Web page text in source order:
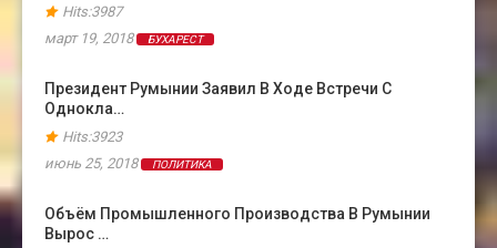
Hits:3987
март 19, 2018
БУХАРЕСТ
Президент Румынии Заявил В Ходе Встречи С
Однокла…
Hits:3923
июнь 25, 2018
ПОЛИТИКА
Объём Промышленного Производства В Румынии
Вырос …